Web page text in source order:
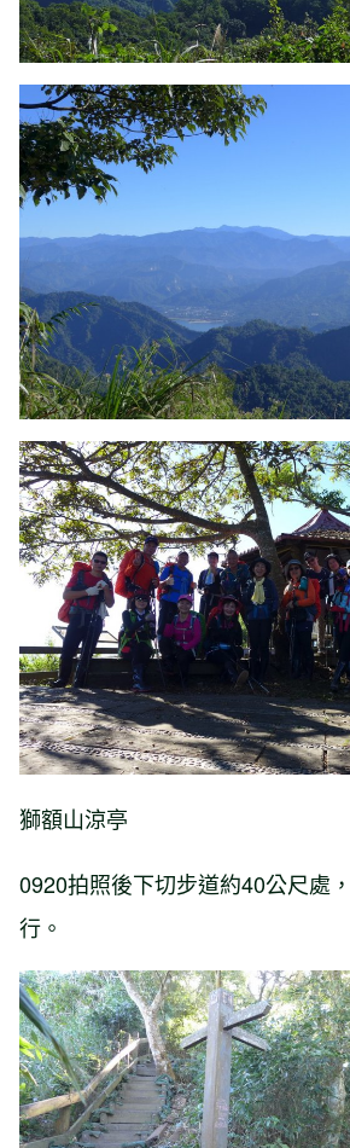
獅額山涼亭
0920拍照後下切步道約40公尺處
行。